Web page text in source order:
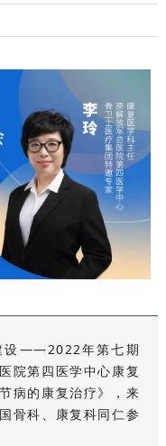
设——2022年第七期
院第四医学中心康复
病的康复治疗》，来
骨科、康复科同仁参